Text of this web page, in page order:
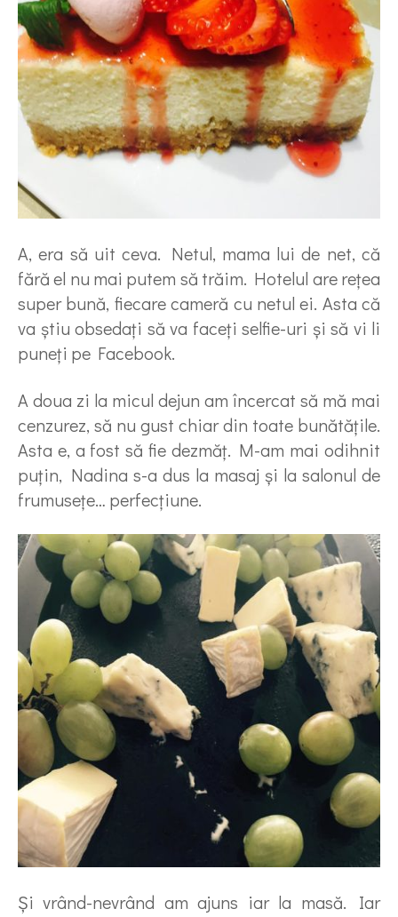
A, era să uit ceva. Netul, mama lui de net, că
fără el nu mai putem să trăim. Hotelul are reţea
super bună, fiecare cameră cu netul ei. Asta că
va ştiu obsedaţi să va faceţi selfie-uri şi să vi li
puneţi pe Facebook.
A doua zi la micul dejun am încercat să mă mai
cenzurez, să nu gust chiar din toate bunătăţile.
Asta e, a fost să fie dezmăţ. M-am mai odihnit
puţin, Nadina s-a dus la masaj şi la salonul de
frumuseţe… perfecţiune.
Şi vrând-nevrând am ajuns iar la masă. Iar